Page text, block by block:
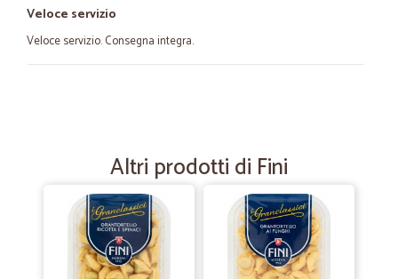
Veloce servizio
Veloce servizio. Consegna integra.
13/08/2021
—Trustpilot
Definirei perfetta
Definirei perfetta! Ottimo il servizio
Altri prodotti di Fini